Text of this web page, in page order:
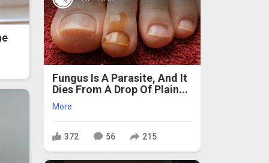
Fungus Is A Parasite, And It
Dies From A Drop Of Plain...
More
372 56 215